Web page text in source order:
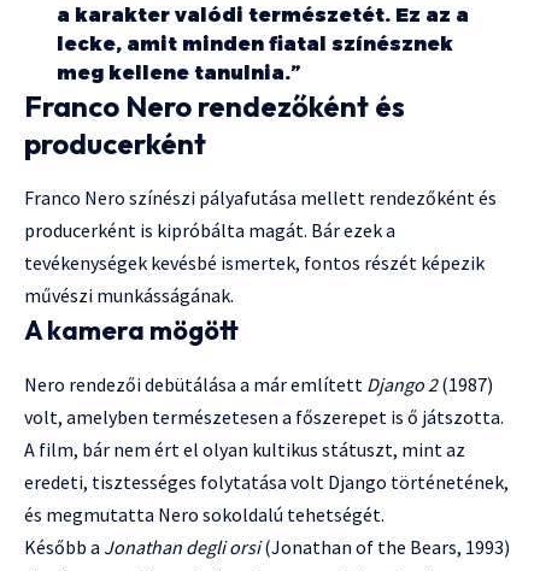
a karakter valódi természetét. Ez az a
lecke, amit minden fiatal színésznek
meg kellene tanulnia.”
Franco Nero rendezőként és
producerként
Franco Nero színészi pályafutása mellett rendezőként és
producerként is kipróbálta magát. Bár ezek a
tevékenységek kevésbé ismertek, fontos részét képezik
művészi munkásságának.
A kamera mögött
Nero rendezői debütálása a már említett Django 2(1987)
volt, amelyben természetesen a főszerepet is ő játszotta.
A film, bár nem ért el olyan kultikus státuszt, mint az
eredeti, tisztességes folytatása volt Django történetének,
és megmutatta Nero sokoldalú tehetségét.
Később a Jonathan degli orsi(Jonathan of the Bears, 1993)